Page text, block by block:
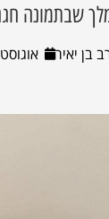
שבתמונה
בן יאיר אוגוסט 4, 2026